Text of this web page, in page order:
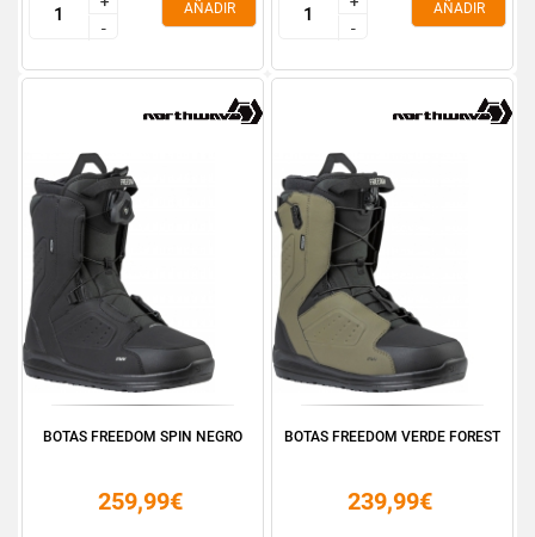
--
AÑADIR
--
AÑADIR
BOTAS FREEDOM SPIN NEGRO
259,99€
BOTAS FREEDOM VERDE FOREST
239,99€